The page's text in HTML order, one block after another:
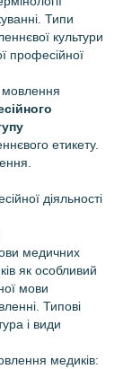
Типи
культури
професійної
мовлення
етикету.
діяльності
медичних
як особливий
мови
Типові
і види
медиків: